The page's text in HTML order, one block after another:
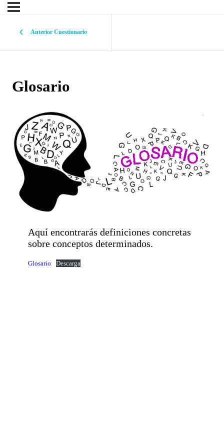
Anterior Cuestionario
Glosario
Aquí encontrarás definiciones concretas
sobre conceptos determinados.
Glosario Descarga